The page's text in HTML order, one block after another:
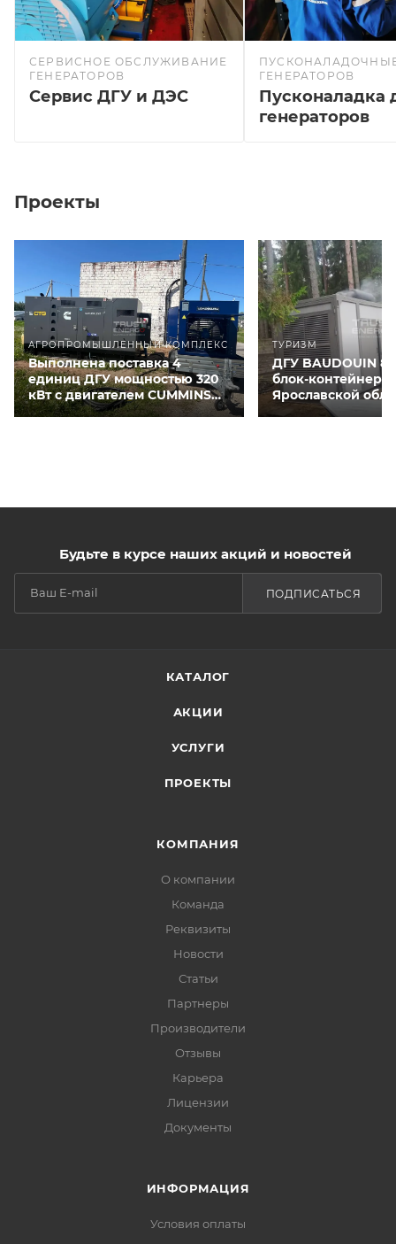
СЕРВИСНОЕ ОБСЛУЖИВАНИЕ
ГЕНЕРАТОРОВ
Сервис ДГУ и ДЭС
ГЕНЕРАТОРОВ
Пусконаладка
генераторов
Проекты
АГРОПРОМЫШЛЕННЫЙ КОМПЛЕКС
Выполнена поставка 4
единиц ДГУ мощностью 320
кВт с двигателем CUMMINS
QSNT-G3 для курятников
ТУРИЗМ
ДГУ BAUDOUIN
блок-контейнере
Ярославской
Будьте в курсе наших акций и новостей
ПОДПИСАТЬСЯ
КАТАЛОГ
АКЦИИ
УСЛУГИ
ПРОЕКТЫ
КОМПАНИЯ
О компании
Команда
Реквизиты
Новости
Статьи
Партнеры
Производители
Отзывы
Карьера
Лицензии
Документы
ИНФОРМАЦИЯ
Условия оплаты